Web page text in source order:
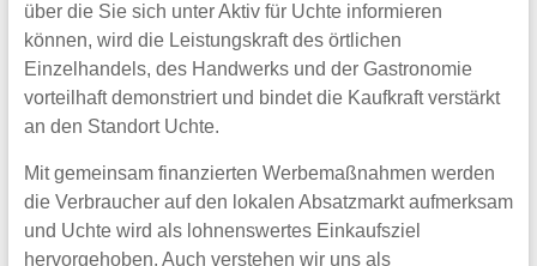
über die Sie sich unter Aktiv für Uchte informieren
können, wird die Leistungskraft des örtlichen
Einzelhandels, des Handwerks und der Gastronomie
vorteilhaft demonstriert und bindet die Kaufkraft verstärkt
an den Standort Uchte.
Mit gemeinsam finanzierten Werbemaßnahmen werden
die Verbraucher auf den lokalen Absatzmarkt aufmerksam
und Uchte wird als lohnenswertes Einkaufsziel
hervorgehoben. Auch verstehen wir uns als